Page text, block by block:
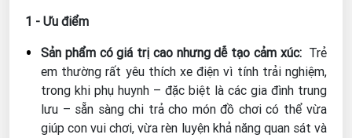
1 - Ưu điểm
Sản phẩm có giá trị cao nhưng dễ tạo cảm xúc:Trẻ
em thường rất yêu thích xe điện vì tính trải nghiệm,
trong khi phụ huynh – đặc biệt là các gia đình trung
lưu – sẵn sàng chi trả cho món đồ chơi có thể vừa
giúp con vui chơi, vừa rèn luyện khả năng quan sát và